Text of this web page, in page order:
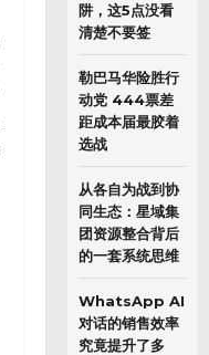
阱，这5点没看
清楚不要签
勒巴马华险胜行
动党 444票差
距成本届最胶着
选战
从各自为战到协
同生态：星域集
团资源整合背后
的一套系统思维
WhatsApp AI
对话的销售效率
究竟提升了多